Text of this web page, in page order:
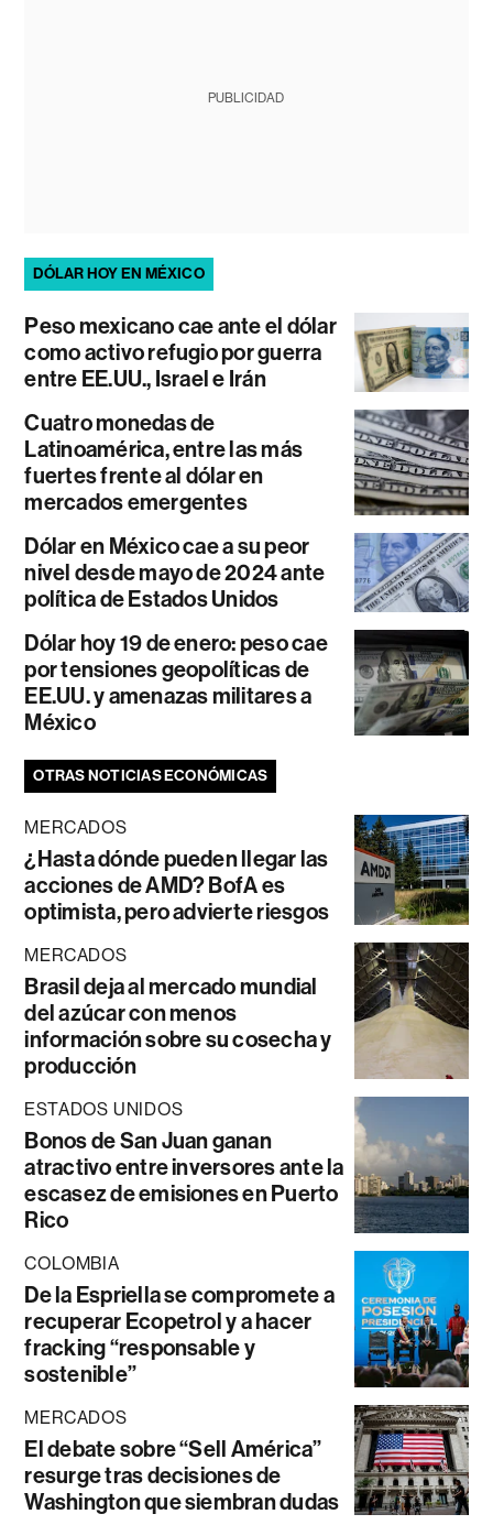
PUBLICIDAD
DÓLAR HOY EN MÉXICO
Peso mexicano cae ante el dólar
como activo refugio por guerra
entre EE.UU., Israel e Irán
Cuatro monedas de
Latinoamérica, entre las más
fuertes frente al dólar en
mercados emergentes
Dólar en México cae a su peor
nivel desde mayo de 2024 ante
política de Estados Unidos
Dólar hoy 19 de enero: peso cae
por tensiones geopolíticas de
EE.UU. y amenazas militares a
México
OTRAS NOTICIAS ECONÓMICAS
MERCADOS
¿Hasta dónde pueden llegar las
acciones de AMD? BofA es
optimista, pero advierte riesgos
MERCADOS
Brasil deja al mercado mundial
del azúcar con menos
información sobre su cosecha y
producción
ESTADOS UNIDOS
Bonos de San Juan ganan
atractivo entre inversores ante la
escasez de emisiones en Puerto
Rico
COLOMBIA
De la Espriella se compromete a
recuperar Ecopetrol y a hacer
fracking “responsable y
sostenible”
MERCADOS
El debate sobre “Sell América”
resurge tras decisiones de
Washington que siembran dudas